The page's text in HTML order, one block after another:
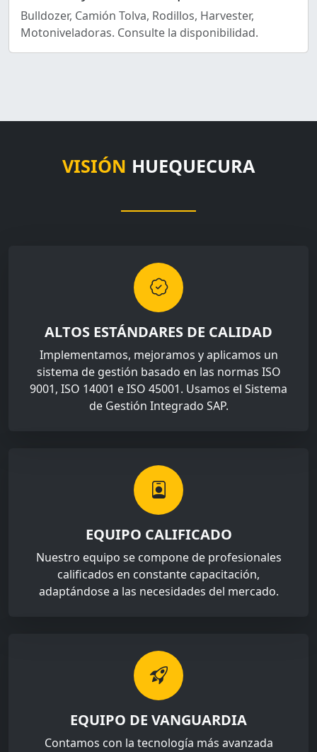
Bulldozer, Camión Tolva, Rodillos, Harvester,
Motoniveladoras. Consulte la disponibilidad.
VISIÓN HUEQUECURA
ALTOS ESTÁNDARES DE CALIDAD
Implementamos, mejoramos y aplicamos un
sistema de gestión basado en las normas ISO
9001, ISO 14001 e ISO 45001. Usamos el Sistema
de Gestión Integrado SAP.
EQUIPO CALIFICADO
Nuestro equipo se compone de profesionales
calificados en constante capacitación,
adaptándose a las necesidades del mercado.
EQUIPO DE VANGUARDIA
Contamos con la tecnología más avanzada